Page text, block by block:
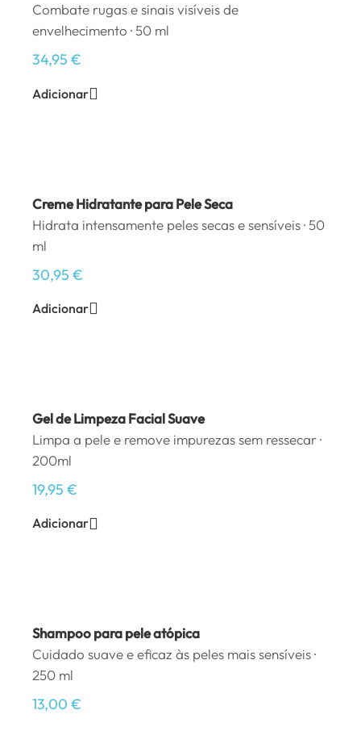
Combate rugas e sinais visíveis de
envelhecimento · 50 ml
34,95 €
Adicionar
Creme Hidratante para Pele Seca
Hidrata intensamente peles secas e sensíveis · 50
ml
30,95 €
Adicionar
Gel de Limpeza Facial Suave
Limpa a pele e remove impurezas sem ressecar ·
200ml
19,95 €
Adicionar
Shampoo para pele atópica
Cuidado suave e eficaz às peles mais sensíveis ·
250 ml
13,00 €